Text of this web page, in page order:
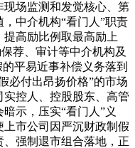
场监测和发觉核心、第
中介机构“看门人”职责
高励比例取最高励上
荐、审计等中介机构及
平易近事补偿义务落到
必付出昂扬价格”的市场
控人、控股股东、高管
示，压实“看门人”义
市公司因严沉财政制假
强制退市组合落地，正